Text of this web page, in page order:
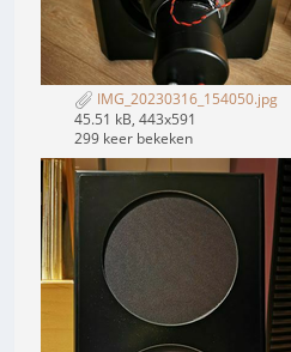
IMG_20230316_154050.jpg
45.51 kB, 443x591
299 keer bekeken